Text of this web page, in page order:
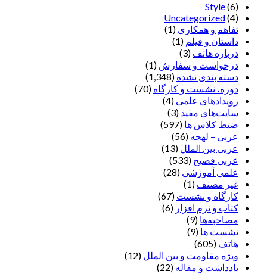
Style(6)
Uncategorized(4)
تفاهم و همکاری (1)
داستان و فیلم (1)
درباره هاتف (3)
درخواست و سفارش (1)
دسته بندی نشده (1,348)
دوره، نشست و کارگاه (70)
رویدادهای علمی (4)
سایت‌های مفید (3)
ضبط کلاس ها (597)
عربی – لهجه (56)
عربی بین الملل (13)
عربی فصیح (533)
علمی آموزشی (28)
غير مصنف (1)
کارگاه و نشست (67)
کتاب و نرم افزار (6)
مصاحبه‌ها (9)
نشست ها (9)
هاتف (605)
ویژه مقاومت و بین الملل (12)
یادداشت‌ و مقاله (22)